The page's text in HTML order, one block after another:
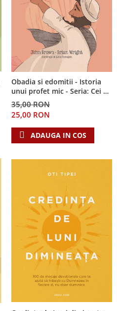
Obadia si edomitii - Istoria
unui profet mic - Seria: Cei 12
cutezatori
35,00 RON
25,00 RON
ADAUGA IN COS